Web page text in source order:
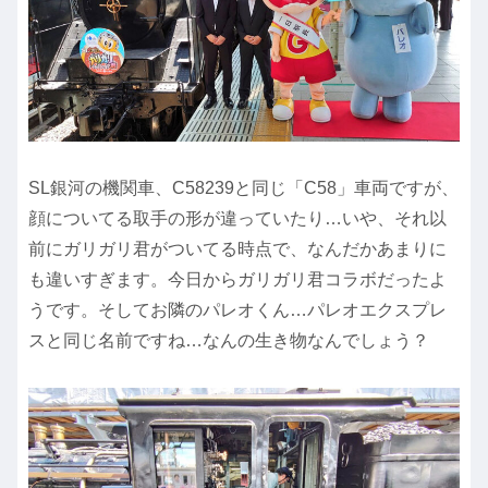
SL銀河の機関車、C58239と同じ「C58」車両ですが、
顔についてる取手の形が違っていたり…いや、それ以
前にガリガリ君がついてる時点で、なんだかあまりに
も違いすぎます。今日からガリガリ君コラボだったよ
うです。そしてお隣のパレオくん…パレオエクスプレ
スと同じ名前ですね…なんの生き物なんでしょう？